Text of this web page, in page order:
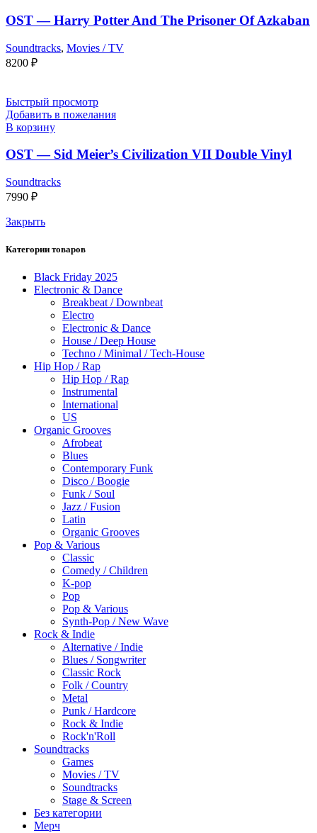
OST — Harry Potter And The Prisoner Of Azkaban
Soundtracks, Movies / TV
8200 ₽
Быстрый просмотр
Добавить в пожелания
В корзину
OST — Sid Meier’s Civilization VII Double Vinyl
Soundtracks
7990 ₽
Закрыть
Категории товаров
Black Friday 2025
Electronic & Dance
Breakbeat / Downbeat
Electro
Electronic & Dance
House / Deep House
Techno / Minimal / Tech-House
Hip Hop / Rap
Hip Hop / Rap
Instrumental
International
US
Organic Grooves
Afrobeat
Blues
Contemporary Funk
Disco / Boogie
Funk / Soul
Jazz / Fusion
Latin
Organic Grooves
Pop & Various
Classic
Comedy / Children
K-pop
Pop
Pop & Various
Synth-Pop / New Wave
Rock & Indie
Alternative / Indie
Blues / Songwriter
Classic Rock
Folk / Country
Metal
Punk / Hardcore
Rock & Indie
Rock'n'Roll
Soundtracks
Games
Movies / TV
Soundtracks
Stage & Screen
Без категории
Мерч